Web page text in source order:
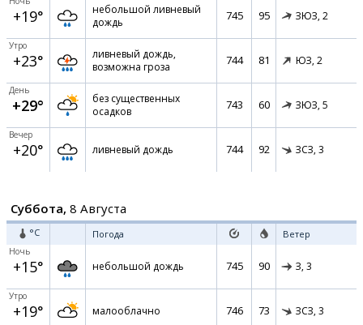
+19°
небольшой ливневый
дождь
745 95 ЗЮЗ, 2
Утро
+23°
ливневый дождь,
возможна гроза
744 81 ЮЗ, 2
День
+29°
без существенных
осадков
743 60 ЗЮЗ, 5
Вечер
+20° ливневый дождь 744 92 ЗСЗ, 3
Суббота, 8 Августа
°C Погода Ветер
Ночь
+15° небольшой дождь 745 90 З, 3
Утро
+19° малооблачно 746 73 ЗСЗ, 3